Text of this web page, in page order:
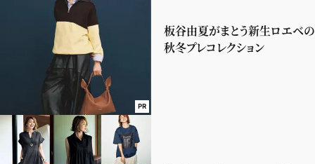
PR
板谷由夏がまとう新生ロエベの
秋冬プレコレクション